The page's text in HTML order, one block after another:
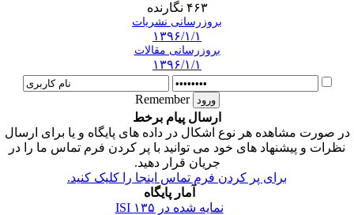
۴۶۳ نگارنده
بروزرسانی نشریات
۱۳۹۶/۱/۱
بروزرسانی مقالات
۱۳۹۶/۱/۱
Remember
ارسال پیام برخط
در صورت مشاهده هر نوع اشکال در داده های پایگاه و یا برای ارسال
نظرات و پیشنهاد های خود می توانید با پر کردن فرم تماس ما را در
جریان قرار دهید.
برای پر کردن فرم تماس اینجا را کلیک کنید.
آمار پایگاه
نمایه شده در ISI ۱۳۵